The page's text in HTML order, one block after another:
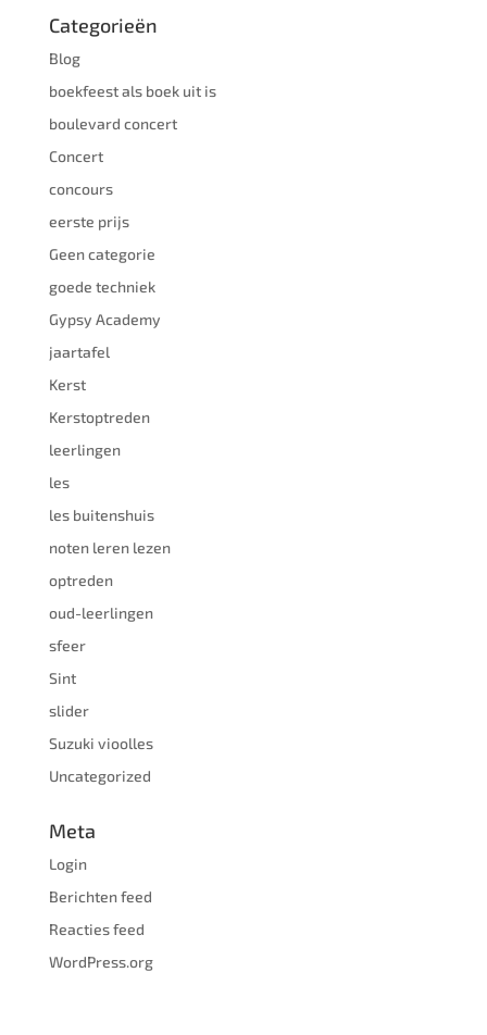
Categorieën
Blog
boekfeest als boek uit is
boulevard concert
Concert
concours
eerste prijs
Geen categorie
goede techniek
Gypsy Academy
jaartafel
Kerst
Kerstoptreden
leerlingen
les
les buitenshuis
noten leren lezen
optreden
oud-leerlingen
sfeer
Sint
slider
Suzuki vioolles
Uncategorized
Meta
Login
Berichten feed
Reacties feed
WordPress.org